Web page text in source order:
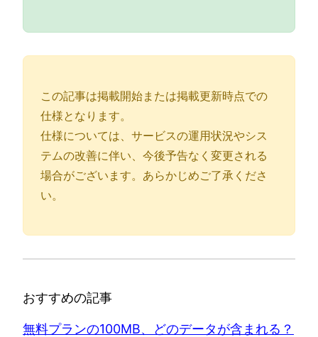
この記事は掲載開始または掲載更新時点での
仕様となります。
仕様については、サービスの運用状況やシス
テムの改善に伴い、今後予告なく変更される
場合がございます。あらかじめご了承くださ
い。
おすすめの記事
無料プランの100MB、どのデータが含まれる？